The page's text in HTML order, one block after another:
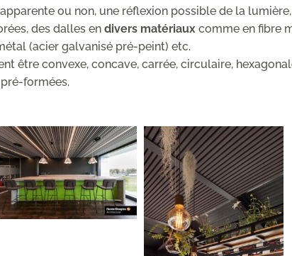
ou non, une réflexion possible de la
des dalles en divers matériauxcomme en fibre
(acier galvanisé pré-peint) etc.
être convexe, concave, carrée, circulaire,
formées.